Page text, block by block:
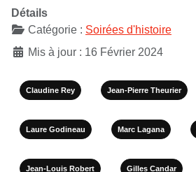
Détails
Catégorie : Soirées d'histoire
Mis à jour : 16 Février 2024
Claudine Rey Jean-Pierre Theurier
Laure Godineau Marc Lagana
Jean-Louis Robert Gilles Candar